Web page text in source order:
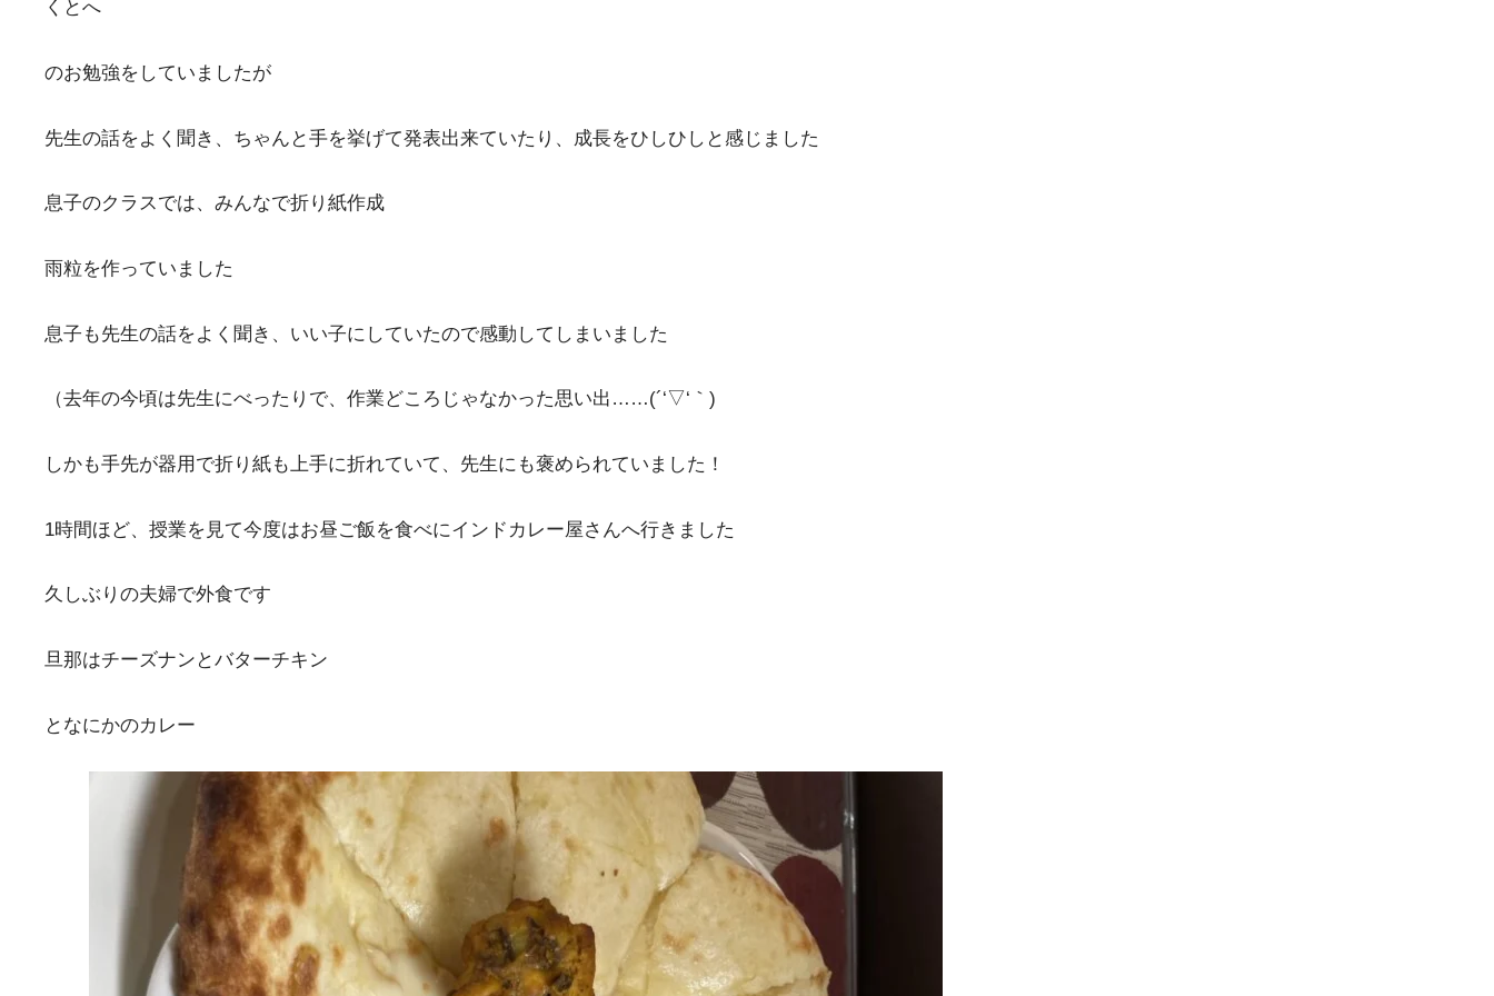
くとへ
のお勉強をしていましたが
先生の話をよく聞き、ちゃんと手を挙げて発表出来ていたり、成長をひしひしと感じました
息子のクラスでは、みんなで折り紙作成
雨粒を作っていました
息子も先生の話をよく聞き、いい子にしていたので感動してしまいました
（去年の今頃は先生にべったりで、作業どころじゃなかった思い出……(´‘▽‘｀)
しかも手先が器用で折り紙も上手に折れていて、先生にも褒められていました！
1時間ほど、授業を見て今度はお昼ご飯を食べにインドカレー屋さんへ行きました
久しぶりの夫婦で外食です
旦那はチーズナンとバターチキン
となにかのカレー